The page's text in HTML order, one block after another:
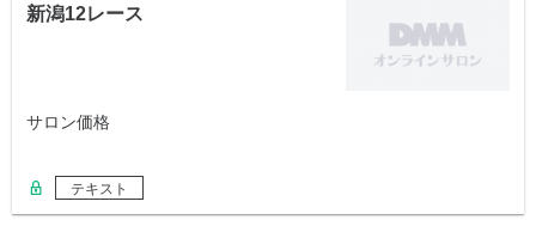
新潟12レース
サロン価格
テキスト